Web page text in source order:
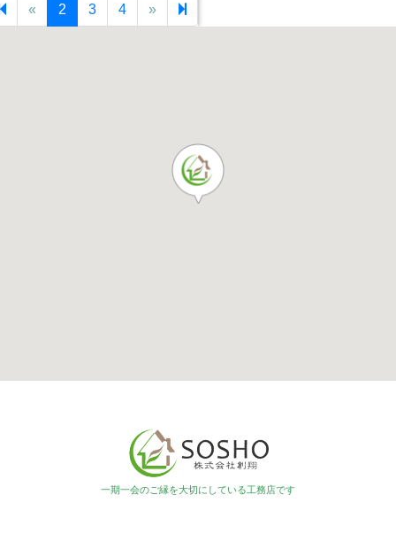
« Previous page
2 3 4 » Next page
一期一会のご縁を大切にしている工務店です